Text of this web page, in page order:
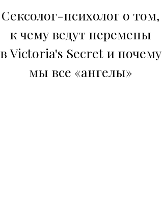
Сексолог-психолог о том,
к чему ведут перемены
в Victoria's Secret и почему
мы все «ангелы»